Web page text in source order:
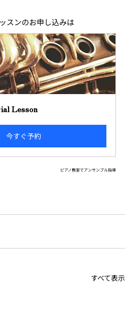
スンのお申し込みは
Lesson
今すぐ予約
ピアノ教室でアンサンブル指導
すべて表示